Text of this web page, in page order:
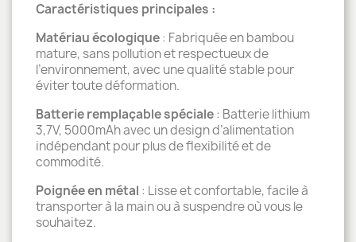
Caractéristiques principales :
Matériau écologique: Fabriquée en bambou
mature, sans pollution et respectueux de
l’environnement, avec une qualité stable pour
éviter toute déformation.
Batterie remplaçable spéciale: Batterie lithium
3,7V, 5000mAh avec un design d’alimentation
indépendant pour plus de flexibilité et de
commodité.
Poignée en métal : Lisse et confortable, facile à
transporter à la main ou à suspendre où vous le
souhaitez.